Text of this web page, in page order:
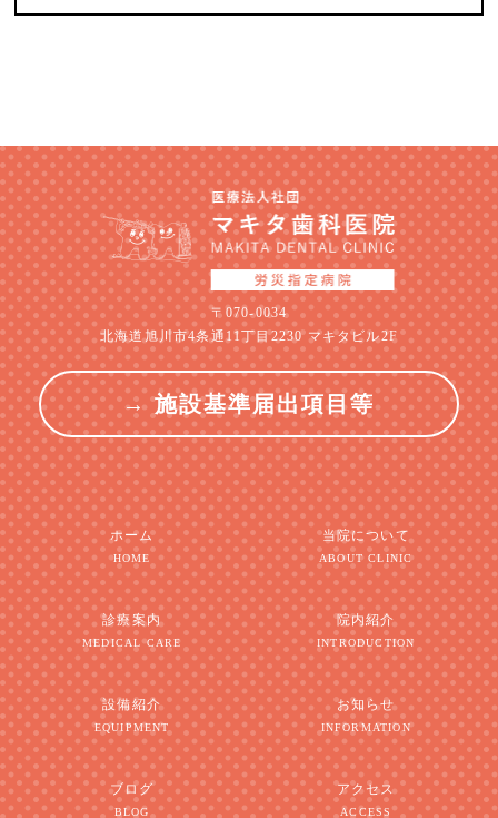
〒070-0034
北海道旭川市4条通11丁目2230 マキタビル2F
→ 施設基準届出項目等
ホーム
HOME
当院について
ABOUT CLINIC
診療案内
MEDICAL CARE
院内紹介
INTRODUCTION
設備紹介
EQUIPMENT
お知らせ
INFORMATION
ブログ
BLOG
アクセス
ACCESS